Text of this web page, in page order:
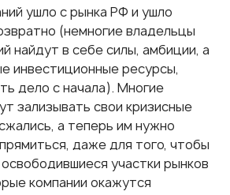
ушло с рынка РФ и ушло
(немногие владельцы
найдут в себе силы, амбиции, а
инвестиционные ресурсы,
дело с начала). Многие
зализывать свои кризисные
а теперь им нужно
даже для того, чтобы
участки рынков
компании окажутся